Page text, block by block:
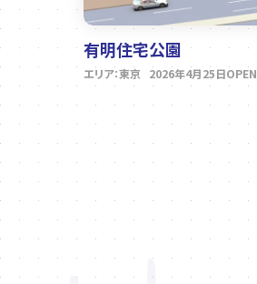
有明住宅公園
エリア：東京 2026年4月25日OPEN